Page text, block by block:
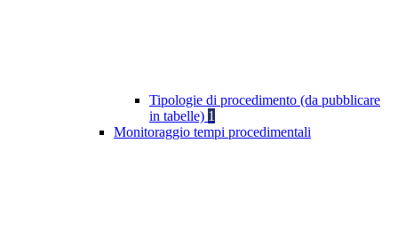
Tipologie di procedimento (da pubblicare
in tabelle) 1
Monitoraggio tempi procedimentali